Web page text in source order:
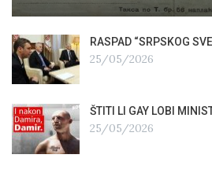
RASPAD “SRPSKOG
25/05/2026
ŠTITI LI GAY LOBI
25/05/2026